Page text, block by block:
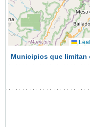
Municipios que limitan